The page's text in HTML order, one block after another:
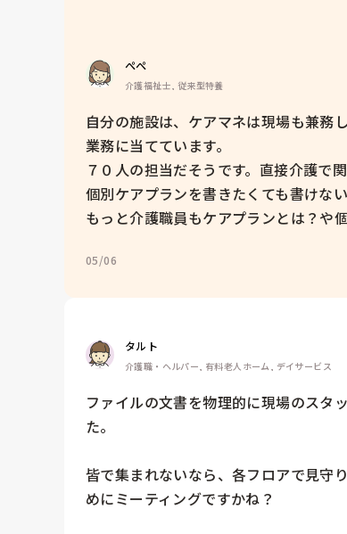
ぺぺ
介護福祉士, 従来型特養
自分の施設は、ケアマネは現場も兼務
業務に当てています。
７０人の担当だそうです。直接介護で
個別ケアプランを書きたくても書けな
もっと介護職員もケアプランとは？や
05/06
タルト
介護職・ヘルパー, 有料老人ホーム, デイサービス
ファイルの文書を物理的に現場のスタ
た。
皆で集まれないなら、各フロアで見守
めにミーティングですかね？